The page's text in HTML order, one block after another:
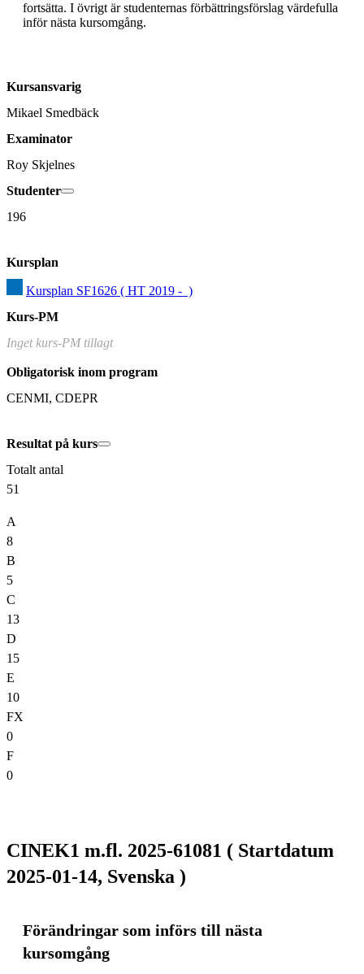
fortsätta. I övrigt är studenternas förbättringsförslag värdefulla
inför nästa kursomgång.
Kursansvarig
Mikael Smedbäck
Examinator
Roy Skjelnes
Studenter
196
Kursplan
Kursplan SF1626 ( HT 2019 -  )
Kurs-PM
Inget kurs-PM tillagt
Obligatorisk inom program
CENMI, CDEPR
Resultat på kurs
Totalt antal
51
A
8
B
5
C
13
D
15
E
10
FX
0
F
0
CINEK1 m.fl. 2025-61081 ( Startdatum
2025-01-14, Svenska )
Förändringar som införs till nästa
kursomgång